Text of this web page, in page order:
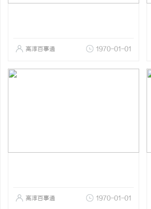
高淳百事通 1970-01-01
高淳百事通 1970-01-01